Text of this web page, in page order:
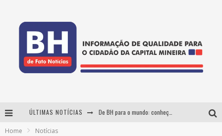
ÚLTIMAS NOTÍCIAS
Home Notícias